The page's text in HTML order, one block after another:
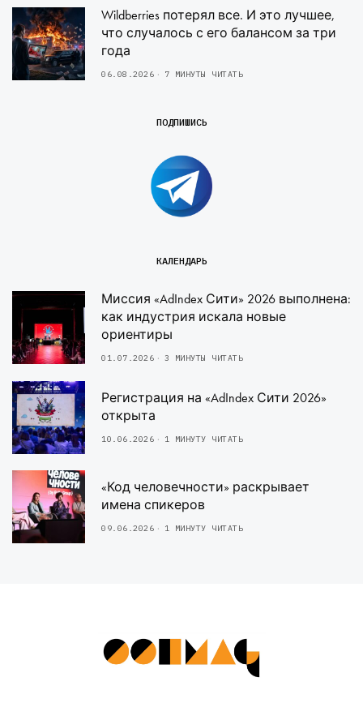
Wildberries потерял все. И это лучшее,
что случалось с его балансом за три
года
06.08.2026 7 МИНУТЫ ЧИТАТЬ
ПОДПИШИСЬ
КАЛЕНДАРЬ
Миссия «AdIndex Сити» 2026 выполнена:
как индустрия искала новые
ориентиры
01.07.2026 3 МИНУТЫ ЧИТАТЬ
Регистрация на «AdIndex Сити 2026»
открыта
10.06.2026 1 МИНУТУ ЧИТАТЬ
«Код человечности» раскрывает
имена спикеров
09.06.2026 1 МИНУТУ ЧИТАТЬ